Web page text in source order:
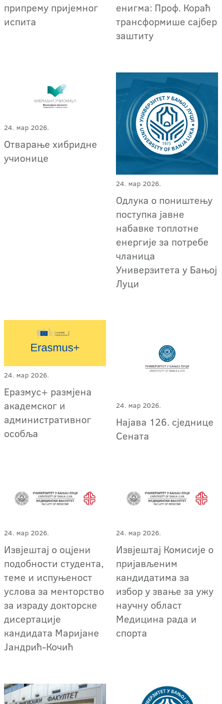
припрему пријемног
испита
енигма: Проф. Кораћ
трансформише сајбер
заштиту
24. мар 2026.
Отварање хибридне
учионице
24. мар 2026.
Одлука о поништењу
поступка јавне
набавке топлотне
енергије за потребе
чланица
Универзитета у Бањој
Луци
24. мар 2026.
Еразмус+ размјена
академског и
административног
особља
24. мар 2026.
Најава 126. сједнице
Сената
24. мар 2026.
Извјештај о оцјени
подобности студента,
теме и испуњеност
услова за менторство
за израду докторске
дисертације
кандидата Маријане
Јандрић-Кочић
24. мар 2026.
Извјештај Комисије о
пријављеним
кандидатима за
избор у звање за ужу
научну област
Медицина рада и
спорта